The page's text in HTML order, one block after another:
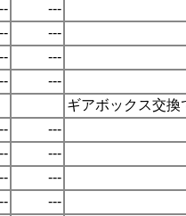
---
---
---
---
ギアボックス交換
---
---
---
---